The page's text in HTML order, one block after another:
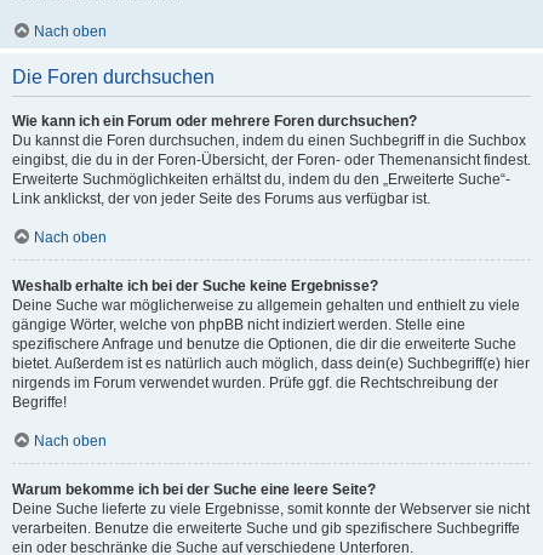
Nach oben
Die Foren durchsuchen
Wie kann ich ein Forum oder mehrere Foren durchsuchen?
Du kannst die Foren durchsuchen, indem du einen Suchbegriff in die Suchbox
eingibst, die du in der Foren-Übersicht, der Foren- oder Themenansicht findest.
Erweiterte Suchmöglichkeiten erhältst du, indem du den „Erweiterte Suche“-
Link anklickst, der von jeder Seite des Forums aus verfügbar ist.
Nach oben
Weshalb erhalte ich bei der Suche keine Ergebnisse?
Deine Suche war möglicherweise zu allgemein gehalten und enthielt zu viele
gängige Wörter, welche von phpBB nicht indiziert werden. Stelle eine
spezifischere Anfrage und benutze die Optionen, die dir die erweiterte Suche
bietet. Außerdem ist es natürlich auch möglich, dass dein(e) Suchbegriff(e) hier
nirgends im Forum verwendet wurden. Prüfe ggf. die Rechtschreibung der
Begriffe!
Nach oben
Warum bekomme ich bei der Suche eine leere Seite?
Deine Suche lieferte zu viele Ergebnisse, somit konnte der Webserver sie nicht
verarbeiten. Benutze die erweiterte Suche und gib spezifischere Suchbegriffe
ein oder beschränke die Suche auf verschiedene Unterforen.